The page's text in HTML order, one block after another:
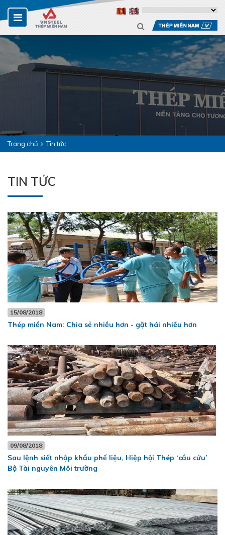
Trang chủ Tin tức
TIN TỨC
15/08/2018
Thép miền Nam: Chia sẻ nhiều hơn - gặt hái nhiều hơn
09/08/2018
Sau lệnh siết nhập khẩu phế liệu, Hiệp hội Thép ‘cầu cứu’
Bộ Tài nguyên Môi trường